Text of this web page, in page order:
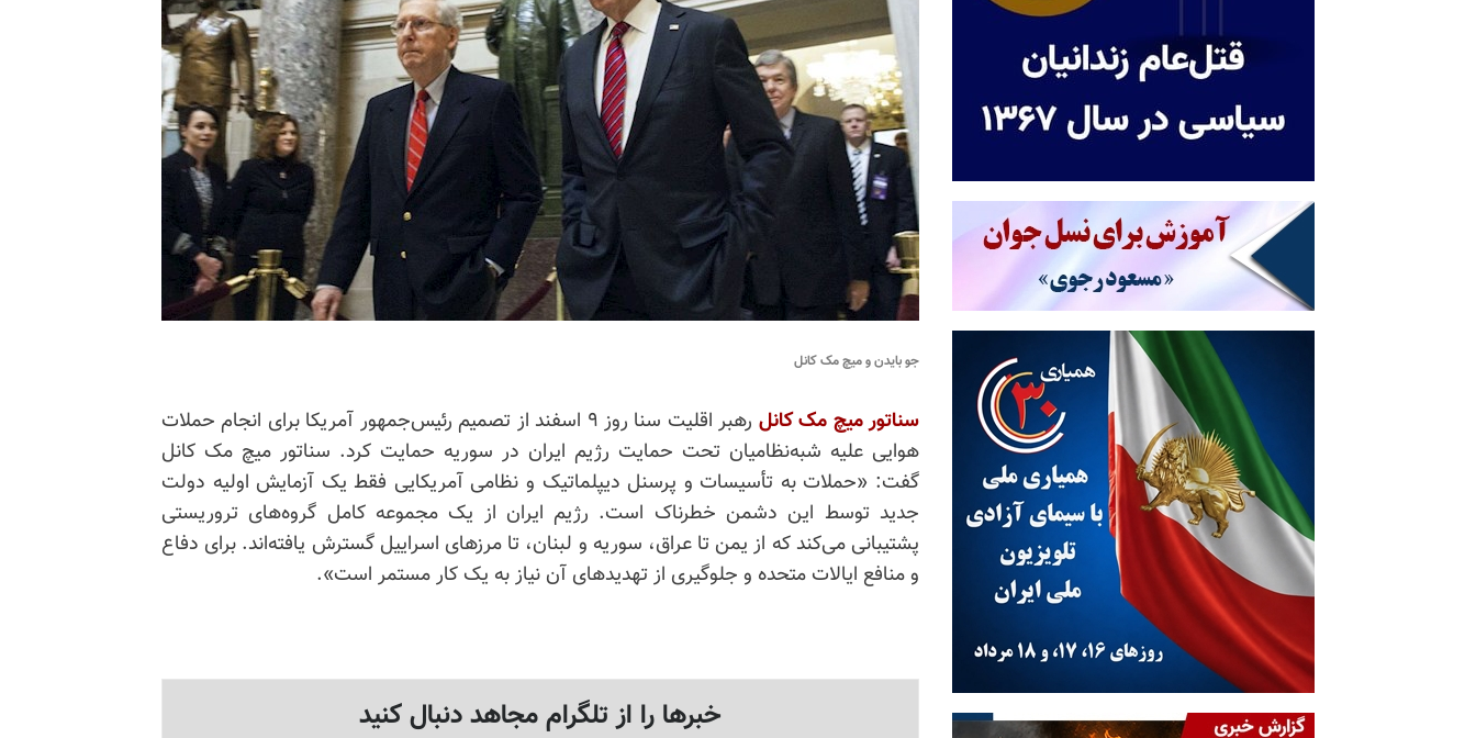
جو بایدن و میچ مک کانل
سناتور میچ مک کانل
رهبر اقلیت سنا روز ۹ اسفند از تصمیم رئیس‌جمهور آمریکا برای انجام حملات
هوایی علیه شبه‌نظامیان تحت حمایت رژیم ایران در سوریه حمایت کرد. سناتور میچ مک کانل
گفت: «حملات به تأسیسات و پرسنل دیپلماتیک و نظامی آمریکایی فقط یک آزمایش اولیه دولت
جدید توسط این دشمن خطرناک است. رژیم ایران از یک مجموعه کامل گروه‌های تروریستی
پشتیبانی می‌کند که از یمن تا عراق، سوریه و لبنان، تا مرزهای اسراییل گسترش یافته‌اند. برای دفاع
و منافع ایالات متحده و جلوگیری از تهدیدهای آن نیاز به یک کار مستمر است».
خبرها را از تلگرام مجاهد دنبال کنید